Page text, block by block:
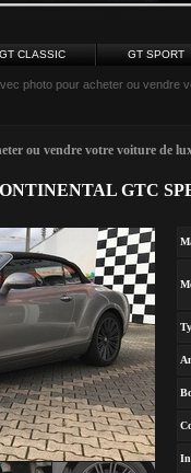
GT CLASSIC GT SPORT
photo pour acheter ou vendre
ou vendre votre voiture de
GTC